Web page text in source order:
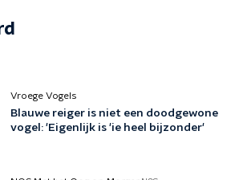
Vroege Vogels
Blauwe reiger is niet een doodgewone
vogel: 'Eigenlijk is 'ie heel bijzonder'